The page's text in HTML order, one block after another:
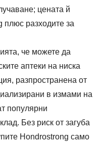
цената й
плюс разходите за
че можете да
аптеки на ниска
разпространена от
в измами на
популярни
Без риск от загуба
Hondrostrong само